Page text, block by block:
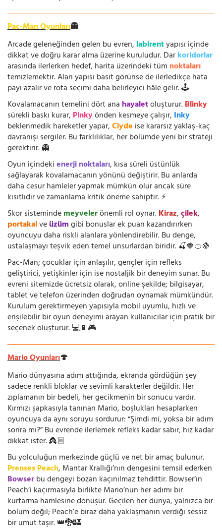
Pac-Man Oyunları👻
Arcade geleneğinden gelen bu evren, labirentyapısı içinde
dikkat ve doğru karar alma üzerine kuruludur. Darkoridorlar
arasında ilerlerken hedef, harita üzerindeki tüm noktaları
temizlemektir. Alan yapısı basit görünse de ilerledikçe hata
payı azalır ve rota seçimi daha belirleyici hâle gelir. 🕹️
Kovalamacanın temelini dört ana hayaletoluşturur.Blinky
sürekli baskı kurar, Pinkyönden kesmeye çalışır, Inky
beklenmedik hareketler yapar,Clyde ise kararsız yaklaş-kaç
davranışı sergiler. Bu farklılıklar, her bölümde yeni bir strateji
gerektirir. 👻
Oyun içindekienerji noktaları, kısa süreli üstünlük
sağlayarak kovalamacanın yönünü değiştirir. Bu anlarda
daha cesur hamleler yapmak mümkün olur ancak süre
kısıtlıdır ve zamanlama kritik öneme sahiptir. ⚡
Skor sistemindemeyvelerönemli rol oynar.Kiraz,çilek,
portakalveüzümgibi bonuslar ek puan kazandırırken
oyuncuyu daha riskli alanlara yönlendirebilir. Bu denge,
ustalaşmayı teşvik eden temel unsurlardan biridir. 🍒🍓🍊🍇
Pac-Man; çocuklar için anlaşılır, gençler için refleks
geliştirici, yetişkinler için ise nostaljik bir deneyim sunar. Bu
evreni sitemizde ücretsiz olarak, online şekilde; bilgisayar,
tablet ve telefon üzerinden doğrudan oynamak mümkündür.
Kurulum gerektirmeyen yapısıyla mobil uyumlu, hızlı ve
erişilebilir bir oyun deneyimi arayan kullanıcılar için pratik bir
seçenek oluşturur. 💻📱🎮
Mario Oyunları🍄
Mario dünyasına adım attığında, ekranda gördüğün şey
sadece renkli bloklar ve sevimli karakterler değildir. Her
zıplamanın bir bedeli, her gecikmenin bir sonucu vardır.
Kırmızı şapkasıyla tanınan Mario, boşlukları hesaplarken
oyuncuya da aynı soruyu sordurur: “Şimdi mi, yoksa bir adım
sonra mı?” Bu evrende ilerlemek refleks kadar sabır, hız kadar
dikkat ister. 👸🏼
Bu yolculuğun merkezinde güçlü ve net bir amaç bulunur.
Prenses Peach, Mantar Krallığı’nın dengesini temsil ederken
Bowserbu dengeyi bozan kaçınılmaz tehdittir. Bowser’ın
Peach’i kaçırmasıyla birlikte Mario’nun her adımı bir
kurtarma hamlesine dönüşür. Geçilen her dünya, yalnızca bir
bölüm değil; Peach’e biraz daha yaklaşmanın verdiği sessiz
bir umut taşır. 👑🐉🏰